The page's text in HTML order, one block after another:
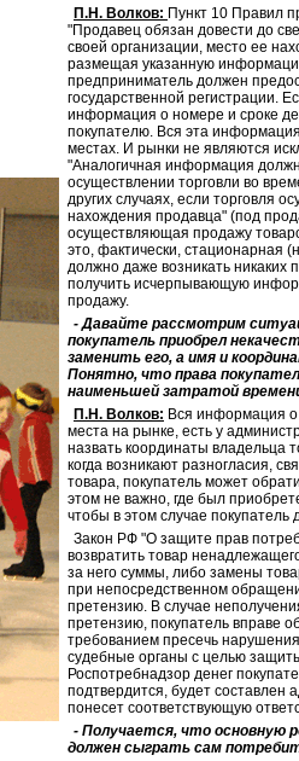
П.Н. Волков: Пункт 10 Правил
"Продавец обязан довести до
своей организации, место ее
размещая указанную
предприниматель должен
государственной регистрации.
информация о номере и сроке
покупателю. Вся эта
местах. И рынки не являются
"Аналогичная информация
осуществлении торговли во
других случаях, если торговля
нахождения продавца" (под
осуществляющая продажу
это, фактически, стационарная
должно даже возникать никаких
получить исчерпывающую
продажу.
- Давайте рассмотрим
покупатель приобрел
заменить его, а имя и
Понятно, что права
наименьшей затратой
П.Н. Волков: Вся информация
места на рынке, есть у
назвать координаты владельца
когда возникают разногласия,
товара, покупатель может
этом не важно, где был
чтобы в этом случае покупатель
Закон РФ "О защите прав
возвратить товар
за него суммы, либо замены
при непосредственном
претензию. В случае
претензию, покупатель вправе
требованием пресечь
судебные органы с целью
Роспотребнадзор денег
подтвердится, будет составлен
понесет соответствующую
- Получается, что основную
должен сыграть сам